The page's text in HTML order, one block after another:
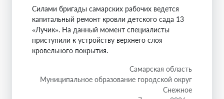
Силами бригады самарских рабочих ведется
капитальный ремонт кровли детского сада 13
«Лучик». На данный момент специалисты
приступили к устройству верхнего слоя
кровельного покрытия.
Самарская область
Муниципальное образование городской округ
Снежное